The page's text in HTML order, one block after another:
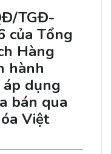
TGĐ-
của Tổng
Hàng
hành
dụng
bán qua
Việt